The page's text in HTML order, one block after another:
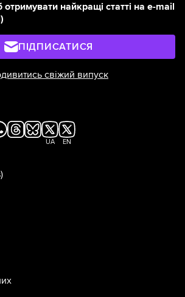
найкращі статті на e-mail
ПІДПИСАТИСЯ
свіжий випуск
UA EN